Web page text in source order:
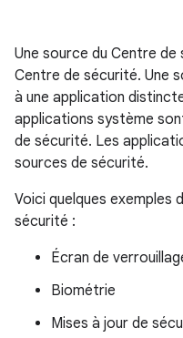
Une source du Centre
Centre de sécurité. Une
à une application
applications système
de sécurité. Les
sources de sécurité.
Voici quelques exemples
sécurité :
Écran de
Biométrie
Mises à jour de